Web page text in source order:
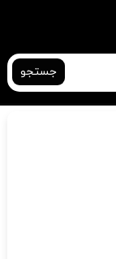
جستجو